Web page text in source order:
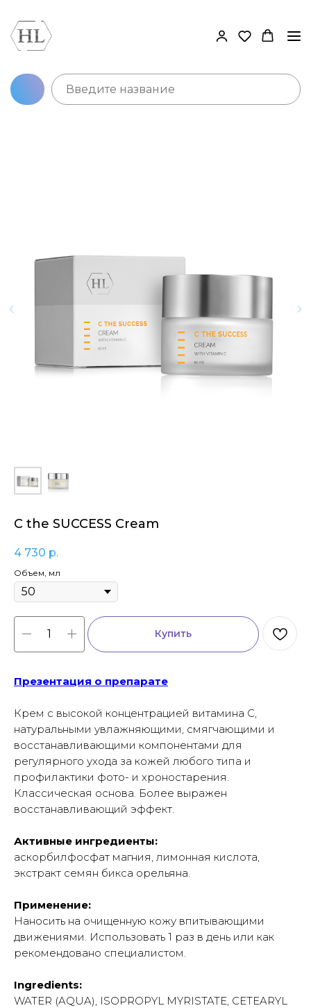
C the SUCCESS Cream
4 730 р.
Объем, мл
Купить
Презентация о препарате
Крем с высокой концентрацией витамина C,
натуральными увлажняющими, смягчающими и
восстанавливающими компонентами для
регулярного ухода за кожей любого типа и
профилактики фото- и хроностарения.
Классическая основа. Более выражен
восстанавливающий эффект.
Активные ингредиенты:
аскорбилфосфат магния, лимонная кислота,
экстракт семян бикса орельяна.
Применение:
Наносить на очищенную кожу впитывающими
движениями. Использовать 1 раз в день или как
рекомендовано специалистом.
Ingredients:
WATER (AQUA), ISOPROPYL MYRISTATE, CETEARYL